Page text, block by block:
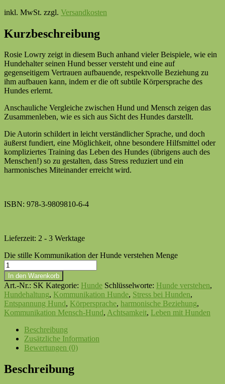
inkl. MwSt. zzgl. Versandkosten
Kurzbeschreibung
Rosie Lowry zeigt in diesem Buch anhand vieler Beispiele, wie ein
Hundehalter seinen Hund besser versteht und eine auf
gegenseitigem Vertrauen aufbauende, respektvolle Beziehung zu
ihm aufbauen kann, indem er die oft subtile Körpersprache des
Hundes erlernt.
Anschauliche Vergleiche zwischen Hund und Mensch zeigen das
Zusammenleben, wie es sich aus Sicht des Hundes darstellt.
Die Autorin schildert in leicht verständlicher Sprache, und doch
äußerst fundiert, eine Möglichkeit, ohne besondere Hilfsmittel oder
kompliziertes Training das Leben des Hundes (übrigens auch des
Menschen!) so zu gestalten, dass Stress reduziert und ein
harmonisches Miteinander erreicht wird.
ISBN: 978-3-9809810-6-4
Lieferzeit: 2 - 3 Werktage
Die stille Kommunikation der Hunde verstehen Menge
In den Warenkorb
Art.-Nr.: SK Kategorie: Hunde Schlüsselworte: Hunde verstehen,
Hundehaltung, Kommunikation Hunde, Stress bei Hunden,
Entspannung Hund, Körpersprache, harmonische Beziehung,
Kommunikation Mensch-Hund, Achtsamkeit, Leben mit Hunden
Beschreibung
Zusätzliche Information
Bewertungen (0)
Beschreibung